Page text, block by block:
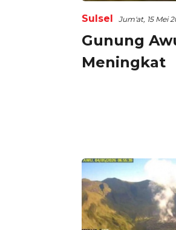
Sulsel Jum'at, 15 Mei
Gunung
Meningkat